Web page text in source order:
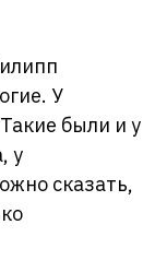
У
были и у
у
сказать,